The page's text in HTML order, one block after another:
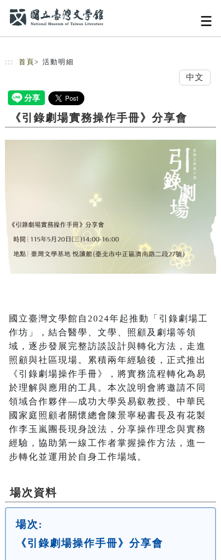
::: 首頁 > 活動明細
中文
《引錄劇場實務操作手冊》分享會
國立臺灣文學館自2024年起推動「引錄劇場工
作坊」，結合醫學、文學、照顧及劇場等領
域，逐步發展完整訪談設計與轉化方法，走進
照顧與社區現場。累積兩年經驗後，正式推出
《引錄劇場操作手冊》，將實務流程轉化為易
於理解與應用的工具。本次說明會將邀請不同
領域合作夥伴—成功大學吳易叡教授、中華民
國家庭照顧者關懷總會陳景寧秘書長及有花製
作李玉嵐團長現身說法，分享操作理念與實務
經驗，協助第一線工作者掌握操作方法，進一
步轉化並運用於自身工作場域。
場次資料
場次:
《引錄劇場操作手冊》分享會